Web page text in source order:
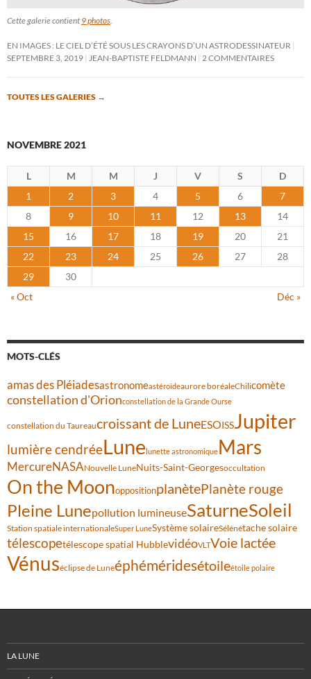
Cette galerie contient 9 photos
EN IMAGES : LE CIEL D’ÉTÉ SOUS LES CRAYONS D’UN ASTRODESSINATEUR
SEPTEMBRE 3, 2019
JEAN-BAPTISTE FELDMANN 2 COMMENTAIRES
TOUTES LES GALERIES →
NOVEMBRE 2021
L M M J V S
D
1
2 3 4 5 6
7
8
9 10 11 12 13
14
15
16 17 18 19 20
21
22
23 24 25 26 27
28
29
30
« Oct
Déc »
MOTS-CLÉS
amas des Pléiadesastronomeastéroïdeaurore boréaleChilicomète
constellation d'Orionconstellation de la Grande Ourse
constellation du Taureaucroissant de LuneESOISSJupiter
lumière cendréeLunelunette astronomiqueMars
MercureNASANouvelle LuneNuits-Saint-Georgesoccultation
On the MoonoppositionplanètePlanète rouge
Pleine Lunepollution lumineuseSaturneSoleil
Station spatiale internationaleSuper LuneSystème solaireSélénétache solaire
télescopetélescope spatial HubblevidéoVLTVoie lactée
Vénuséclipse de Luneéphéméridesétoileétoile polaire
LA LUNE